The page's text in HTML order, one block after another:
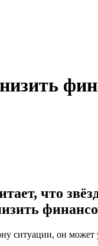
что
ситуации, он